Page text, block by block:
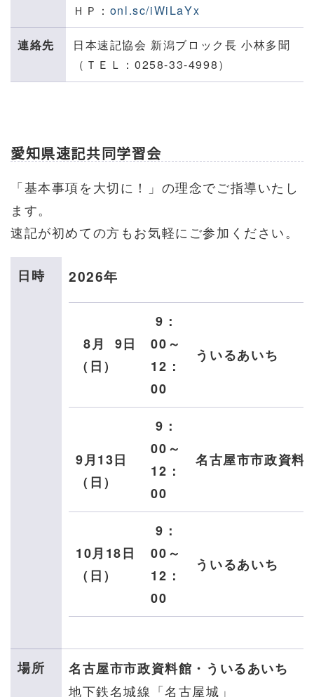
ＨＰ： onl.sc/iWiLaYx
連絡先
日本速記協会 新潟ブロック長 小林多聞
（ＴＥＬ：0258-33-4998）
愛知県速記共同学習会
「基本事項を大切に！」の理念でご指導いたし
ます。
速記が初めての方もお気軽にご参加ください。
日時 2026年
8月
9日
（日）
9：
00～
12：
00
ういるあいち
9月13日
（日）
9：
00～
12：
00
名古屋市市政資料
10月18日
（日）
9：
00～
12：
00
ういるあいち
場所
名古屋市市政資料館・ういるあいち
地下鉄名城線「名古屋城」